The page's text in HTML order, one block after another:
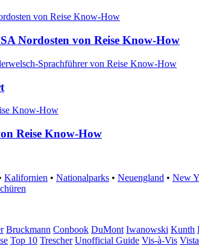
Nordosten von Reise Know-How
Reise Know-How
Kalifornien • Nationalparks • Neuengland • New
Bruckmann Conbook DuMont Iwanowski Kunth
Top 10 Trescher Unofficial Guide Vis-à-Vis